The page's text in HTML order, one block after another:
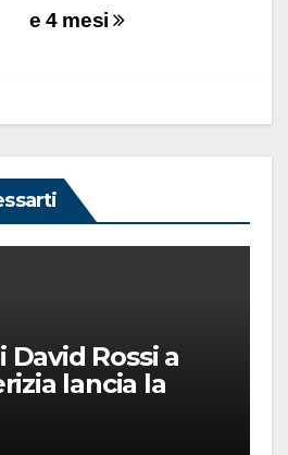
e 4 mesi
Rossi a
lancia la